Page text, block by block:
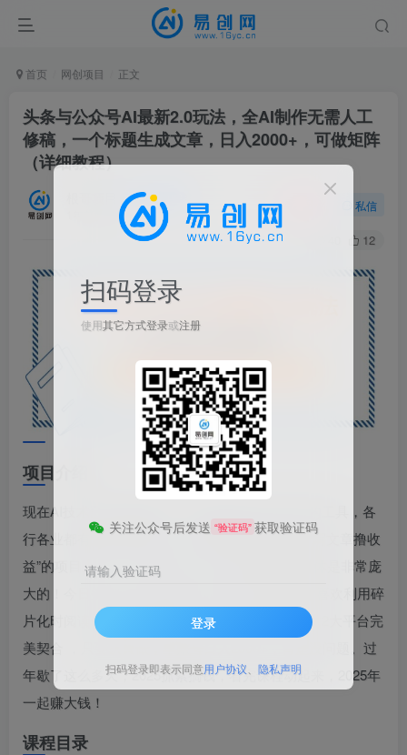
首页 网创项目 正文
头条与公众号AI最新2.0玩法，全AI制作无需人工
修稿，一个标题生成文章，日入2000+，可做矩阵
（详细教程）
私信
12
项目介绍
现在AI技术已越来越成熟，也逐渐变成全民共享的工具，各
行各业都有运用到AI技术。把成熟的技术应用到“写文章撸收
益”的项目上是一个主流玩法。这个项目的用户群体是非常庞
大的！今日头条与公众号的2大平台的人群都非常喜欢利用碎
片化时阅读一些知识和新闻，所以AI写文章就与这2大平台完
美契合 ，只要认真做，单账号日入2000+，肯定没问题。过
年歇了这么多天，2025抓紧搞钱，看完课程动起来，2025年
一起赚大钱！
课程目录
扫码登录
使用其它方式登录或注册
关注公众号后发送 “验证码” 获取验证码
请输入验证码
登录
扫码登录即表示同意用户协议、 隐私声明